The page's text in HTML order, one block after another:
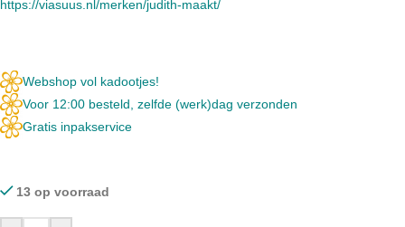
https://viasuus.nl/merken/judith-maakt/
Webshop vol kadootjes!
Voor 12:00 besteld, zelfde (werk)dag verzonden
Gratis inpakservice
13 op voorraad